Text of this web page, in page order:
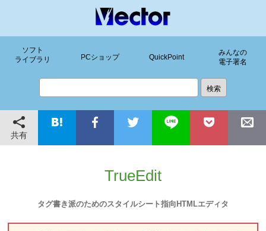
ソフト
ライブラリ
PCショップ QuickPoint
みんなの
電子署名
共有
TrueEdit
タグ書き派のためのスタイルシート指向HTMLエディタ